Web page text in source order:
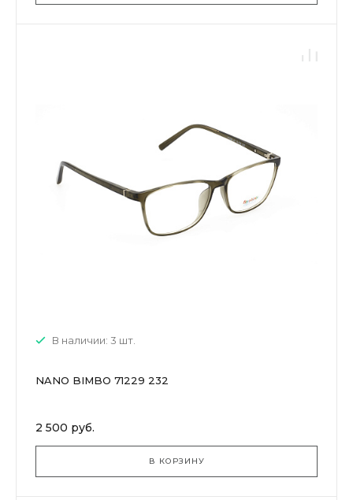
В наличии: 3 шт.
NANO BIMBO 71229 232
2 500 руб.
В КОРЗИНУ